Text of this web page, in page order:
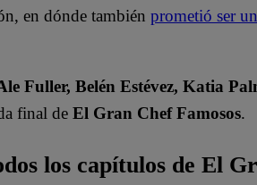
en dónde también prometió ser
Fuller, Belén Estévez, Katia
final de El Gran Chef Famosos.
los capítulos de El